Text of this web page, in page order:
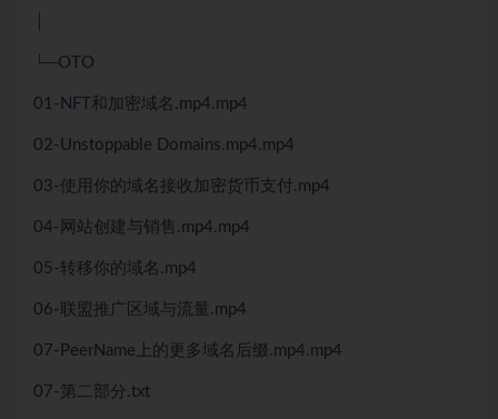
└─OTO
01-NFT和加密域名.mp4.mp4
02-Unstoppable Domains.mp4.mp4
03-使用你的域名接收加密货币支付.mp4
04-网站创建与销售.mp4.mp4
05-转移你的域名.mp4
06-联盟推广区域与流量.mp4
07-PeerName上的更多域名后缀.mp4.mp4
07-第二部分.txt